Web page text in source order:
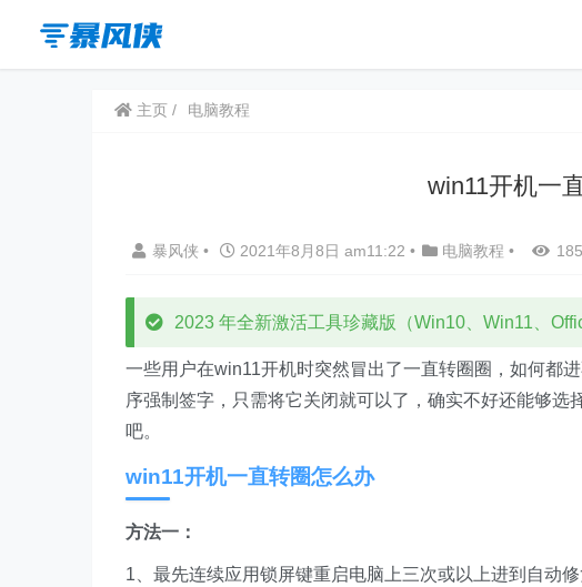
主页 电脑教程
win11开机一
暴风侠 • 2021年8月8日 am11:22 • 电脑教程 •
2023 年全新激活工具珍藏版（Win10、Win11、
一些用户在win11开机时突然冒出了一直转圈圈，如何都
序强制签字，只需将它关闭就可以了，确实不好还能够
吧。
win11开机一直转圈怎么办
方法一：
1、最先连续应用锁屏键重启电脑上三次或以上进到自动